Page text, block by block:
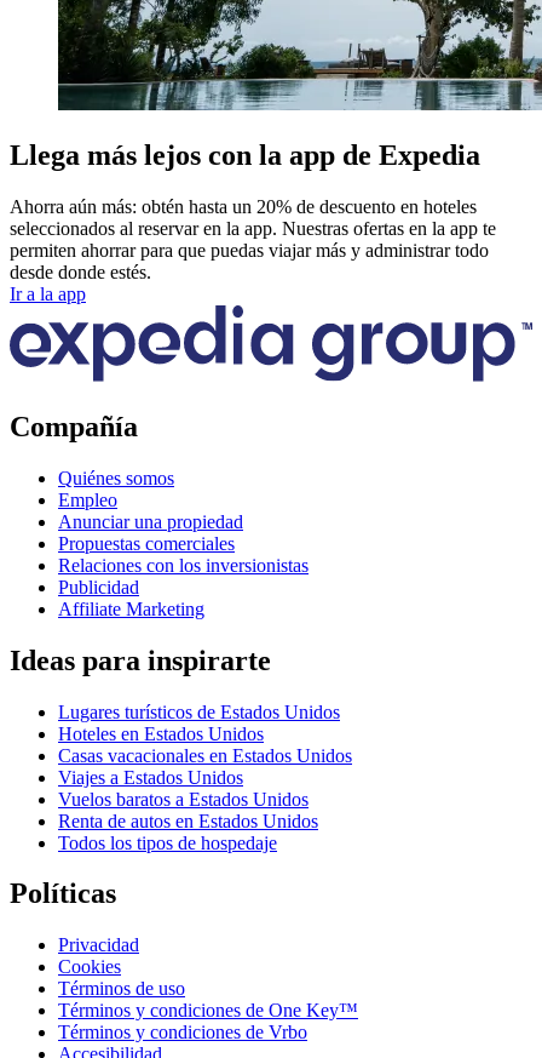
Llega más lejos con la app de Expedia
Ahorra aún más: obtén hasta un 20% de descuento en hoteles
seleccionados al reservar en la app. Nuestras ofertas en la app te
permiten ahorrar para que puedas viajar más y administrar todo
desde donde estés.
Ir a la app
Compañía
Quiénes somos
Empleo
Anunciar una propiedad
Propuestas comerciales
Relaciones con los inversionistas
Publicidad
Affiliate Marketing
Ideas para inspirarte
Lugares turísticos de Estados Unidos
Hoteles en Estados Unidos
Casas vacacionales en Estados Unidos
Viajes a Estados Unidos
Vuelos baratos a Estados Unidos
Renta de autos en Estados Unidos
Todos los tipos de hospedaje
Políticas
Privacidad
Cookies
Términos de uso
Términos y condiciones de One Key™
Términos y condiciones de Vrbo